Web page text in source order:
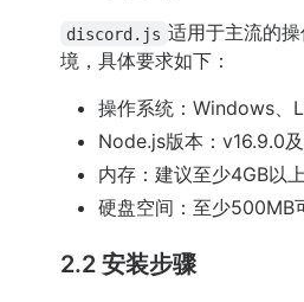
discord.js 适用于主流的
境，具体要求如下：
操作系统：Windows、
Node.js版本：v16.9.0
内存：建议至少4GB以上
硬盘空间：至少500MB
2.2 安装步骤